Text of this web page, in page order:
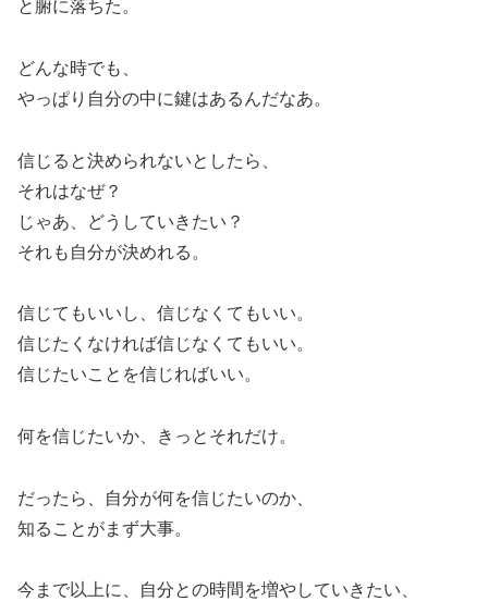
と腑に落ちた。
どんな時でも、
やっぱり自分の中に鍵はあるんだなあ。
信じると決められないとしたら、
それはなぜ？
じゃあ、どうしていきたい？
それも自分が決めれる。
信じてもいいし、信じなくてもいい。
信じたくなければ信じなくてもいい。
信じたいことを信じればいい。
何を信じたいか、きっとそれだけ。
だったら、自分が何を信じたいのか、
知ることがまず大事。
今まで以上に、自分との時間を増やしていきたい、